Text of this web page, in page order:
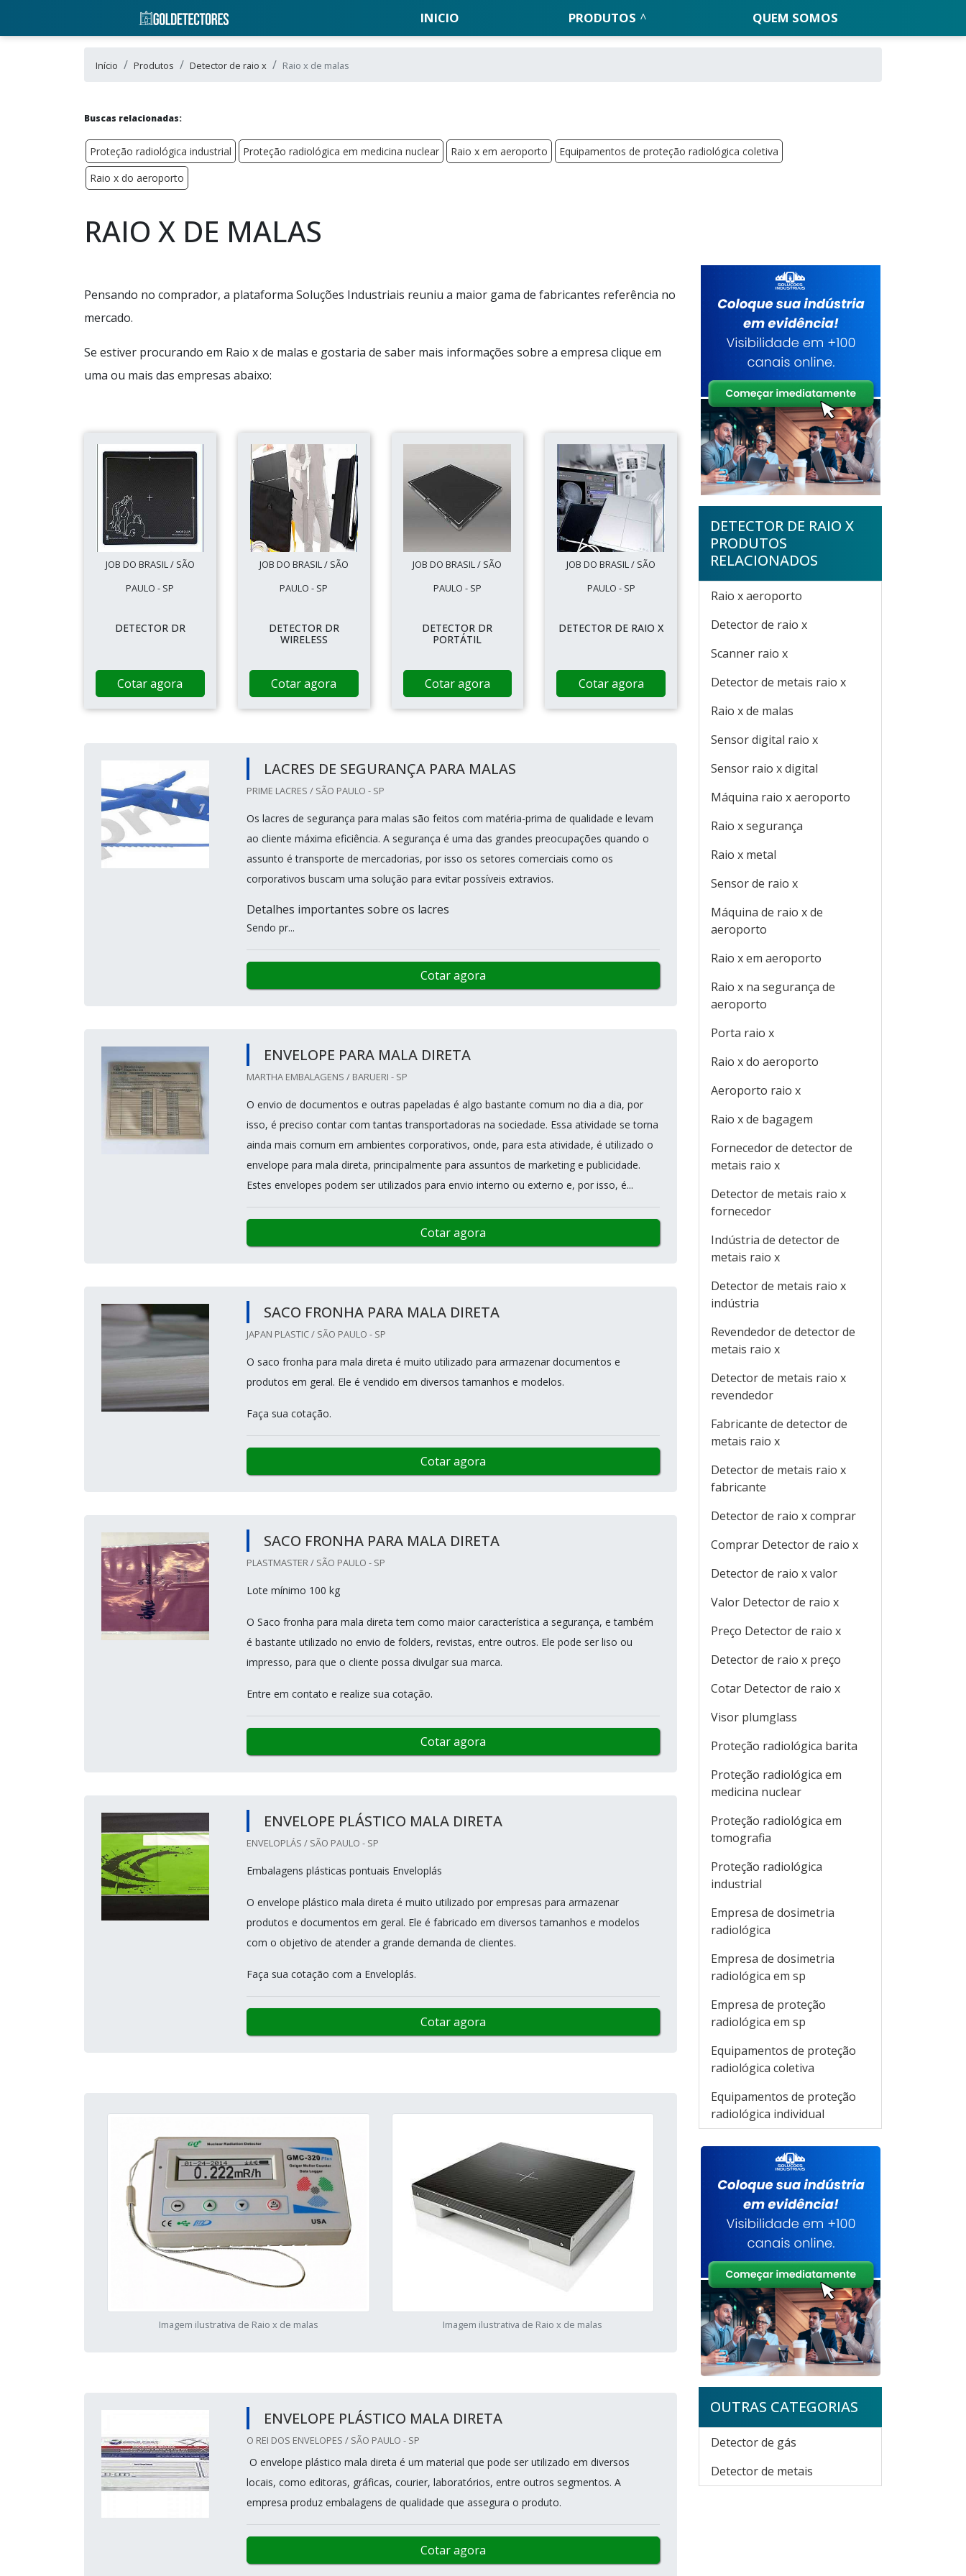
INICIO PRODUTOS QUEM SOMOS
Início Produtos Detector de raio x Raio x de malas
Buscas relacionadas:
Proteção radiológica industrial Proteção radiológica em medicina nuclear Raio x em aeroporto
Equipamentos de proteção radiológica coletiva
Raio x do aeroporto
RAIO X DE MALAS
Pensando no comprador, a plataforma Soluções Industriais reuniu a maior gama de fabricantes referência no
mercado.
Se estiver procurando em Raio x de malas e gostaria de saber mais informações sobre a empresa clique em
uma ou mais das empresas abaixo:
JOB DO BRASIL / SÃO
PAULO - SP
DETECTOR DR
Cotar agora
JOB DO BRASIL / SÃO
PAULO - SP
DETECTOR DR
WIRELESS
Cotar agora
JOB DO BRASIL / SÃO
PAULO - SP
DETECTOR DR
PORTÁTIL
Cotar agora
JOB DO BRASIL / SÃO
PAULO - SP
DETECTOR DE RAIO X
Cotar agora
LACRES DE SEGURANÇA PARA MALAS
PRIME LACRES / SÃO PAULO - SP
Os lacres de segurança para malas são feitos com matéria-prima de qualidade e levam
ao cliente máxima eficiência. A segurança é uma das grandes preocupações quando o
assunto é transporte de mercadorias, por isso os setores comerciais como os
corporativos buscam uma solução para evitar possíveis extravios.
Detalhes importantes sobre os lacres
Sendo pr...
Cotar agora
ENVELOPE PARA MALA DIRETA
MARTHA EMBALAGENS / BARUERI - SP
O envio de documentos e outras papeladas é algo bastante comum no dia a dia, por
isso, é preciso contar com tantas transportadoras na sociedade. Essa atividade se torna
ainda mais comum em ambientes corporativos, onde, para esta atividade, é utilizado o
envelope para mala direta, principalmente para assuntos de marketing e publicidade.
Estes envelopes podem ser utilizados para envio interno ou externo e, por isso, é...
Cotar agora
SACO FRONHA PARA MALA DIRETA
JAPAN PLASTIC / SÃO PAULO - SP
O saco fronha para mala direta é muito utilizado para armazenar documentos e
produtos em geral. Ele é vendido em diversos tamanhos e modelos.
Faça sua cotação.
Cotar agora
SACO FRONHA PARA MALA DIRETA
PLASTMASTER / SÃO PAULO - SP
Lote mínimo 100 kg
O Saco fronha para mala direta tem como maior característica a segurança, e também
é bastante utilizado no envio de folders, revistas, entre outros. Ele pode ser liso ou
impresso, para que o cliente possa divulgar sua marca.
Entre em contato e realize sua cotação.
Cotar agora
ENVELOPE PLÁSTICO MALA DIRETA
ENVELOPLÁS / SÃO PAULO - SP
Embalagens plásticas pontuais Enveloplás
O envelope plástico mala direta é muito utilizado por empresas para armazenar
produtos e documentos em geral. Ele é fabricado em diversos tamanhos e modelos
com o objetivo de atender a grande demanda de clientes.
Faça sua cotação com a Enveloplás.
Cotar agora
Imagem ilustrativa de Raio x de malas Imagem ilustrativa de Raio x de malas
ENVELOPE PLÁSTICO MALA DIRETA
O REI DOS ENVELOPES / SÃO PAULO - SP
O envelope plástico mala direta é um material que pode ser utilizado em diversos
locais, como editoras, gráficas, courier, laboratórios, entre outros segmentos. A
empresa produz embalagens de qualidade que assegura o produto.
Cotar agora
DETECTOR DE RAIO X
PRODUTOS
RELACIONADOS
Raio x aeroporto
Detector de raio x
Scanner raio x
Detector de metais raio x
Raio x de malas
Sensor digital raio x
Sensor raio x digital
Máquina raio x aeroporto
Raio x segurança
Raio x metal
Sensor de raio x
Máquina de raio x de
aeroporto
Raio x em aeroporto
Raio x na segurança de
aeroporto
Porta raio x
Raio x do aeroporto
Aeroporto raio x
Raio x de bagagem
Fornecedor de detector de
metais raio x
Detector de metais raio x
fornecedor
Indústria de detector de
metais raio x
Detector de metais raio x
indústria
Revendedor de detector de
metais raio x
Detector de metais raio x
revendedor
Fabricante de detector de
metais raio x
Detector de metais raio x
fabricante
Detector de raio x comprar
Comprar Detector de raio x
Detector de raio x valor
Valor Detector de raio x
Preço Detector de raio x
Detector de raio x preço
Cotar Detector de raio x
Visor plumglass
Proteção radiológica barita
Proteção radiológica em
medicina nuclear
Proteção radiológica em
tomografia
Proteção radiológica
industrial
Empresa de dosimetria
radiológica
Empresa de dosimetria
radiológica em sp
Empresa de proteção
radiológica em sp
Equipamentos de proteção
radiológica coletiva
Equipamentos de proteção
radiológica individual
OUTRAS CATEGORIAS
Detector de gás
Detector de metais